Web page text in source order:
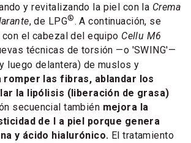
y revitalizando la piel con la Crema
, de LPG®. A continuación, se
el cabezal del equipo Cellu M6
técnicas de torsión —o 'SWING'—
luego delantera) de muslos y
romper las fibras, ablandar los
la lipólisis (liberación de grasa)
secuencial también mejora la
de l a piel porque genera
y ácido hialurónico. El tratamiento